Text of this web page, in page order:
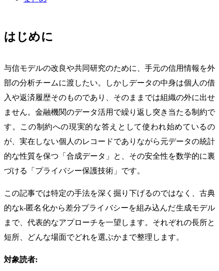
はじめに
与信モデルの改良や共同研究のために、手元の信用情報を外
部の分析チームに渡したい。しかしデータの中身は個人の借
入や返済履歴そのものであり、そのままでは組織の外に出せ
ません。金融機関のデータ活用で繰り返し突き当たる制約で
す。この制約への現実的な答えとして使われ始めているの
が、実在しない個人のレコードでありながら元データの統計
的な性質を保つ「合成データ」と、その安全性を数学的に裏
づける「プライバシー保護技術」です。
この記事では特定の手法を深く掘り下げるのではなく、古典
的なk-匿名化から差分プライバシーを組み込んだ生成モデル
まで、代表的なアプローチを一望します。それぞれの長所と
短所、どんな場面でどれを選ぶかまで整理します。
対象読者: